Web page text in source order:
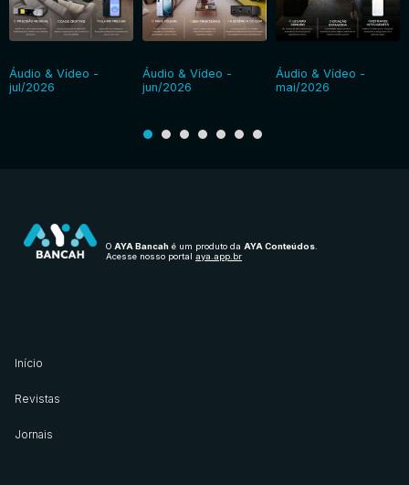
Áudio & Vídeo -
jul/2026
Áudio & Vídeo -
jun/2026
Áudio & Vídeo -
mai/2026
O AYA Bancah é um produto da AYA Conteúdos
Acesse nosso portal aya.app.br
Início
Revistas
Jornais